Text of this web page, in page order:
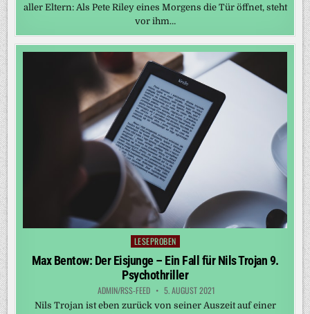
aller Eltern: Als Pete Riley eines Morgens die Tür öffnet, steht
vor ihm…
Posted
in
LESEPROBEN
Max Bentow: Der Eisjunge – Ein Fall für Nils Trojan 9.
Psychothriller
ADMIN/RSS-FEED 5. AUGUST 2021
Nils Trojan ist eben zurück von seiner Auszeit auf einer